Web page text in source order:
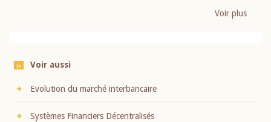
Voir plus
Voir aussi
Evolution du marché interbancaire
Systèmes Financiers Décentralisés